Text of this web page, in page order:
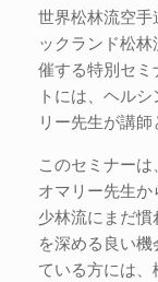
世界松林流空
ックランド松
催する特別セ
トには、ヘル
リー先生が講師
このセミナーは
オマリー先生
少林流にまだ
を深める良い
ている方には